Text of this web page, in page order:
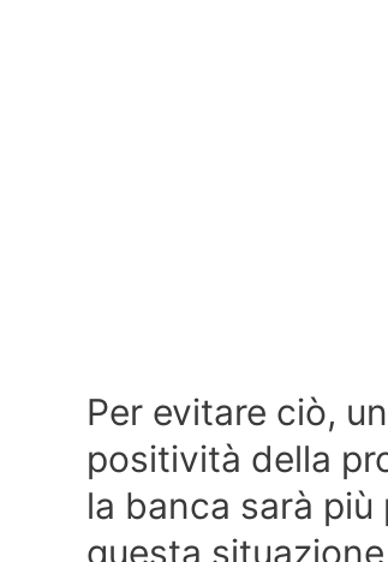
Per evitare ciò,
positività della
la banca sarà
questa